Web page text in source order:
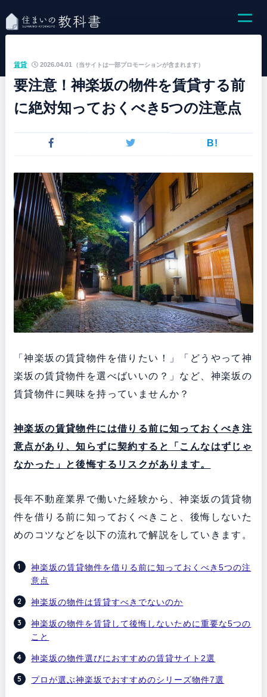
（当サイトは一部プロモーションが含まれます）
賃貸 2026.04.01
要注意！神楽坂の物件を賃貸する前
に絶対知っておくべき5つの注意点
B!
「神楽坂の賃貸物件を借りたい！」「どうやって神
楽坂の賃貸物件を選べばいいの？」など、神楽坂の
賃貸物件に興味を持っていませんか？
神楽坂の賃貸物件には借りる前に知っておくべき注
意点があり、知らずに契約すると「こんなはずじゃ
なかった」と後悔するリスクがあります。
長年不動産業界で働いた経験から、神楽坂の賃貸物
件を借りる前に知っておくべきこと、後悔しないた
めのコツなどを以下の流れで解説をしていきます。
神楽坂の賃貸物件を借りる前に知っておくべき5つの注
意点
神楽坂の物件は賃貸すべきでないのか
神楽坂の物件を賃貸して後悔しないために重要な5つの
こと
神楽坂の物件選びにおすすめの賃貸サイト2選
プロが選ぶ神楽坂でおすすめのシリーズ物件7選